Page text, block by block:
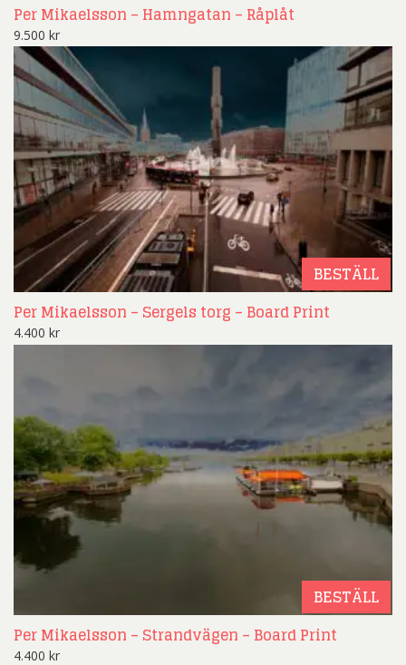
Per Mikaelsson – Hamngatan – Råplåt
9.500 kr
BESTÄLL
Per Mikaelsson – Sergels torg – Board Print
4.400 kr
BESTÄLL
Per Mikaelsson – Strandvägen – Board Print
4.400 kr